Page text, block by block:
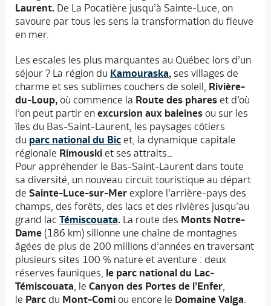
Laurent. De La Pocatière jusqu’à Sainte-Luce, on
savoure par tous les sens la transformation du fleuve
en mer.
Les escales les plus marquantes au Québec lors d’un
séjour ? La région du Kamouraska, ses villages de
charme et ses sublimes couchers de soleil, Rivière-
du-Loup, où commence la Route des phares et d’où
l’on peut partir en excursion aux baleines ou sur les
îles du Bas-Saint-Laurent, les paysages côtiers
du parc national du Bic et, la dynamique capitale
régionale Rimouski et ses attraits…
Pour appréhender le Bas-Saint-Laurent dans toute
sa diversité, un nouveau circuit touristique au départ
de Sainte-Luce-sur-Mer explore l’arrière-pays des
champs, des forêts, des lacs et des rivières jusqu’au
grand lac Témiscouata. La route des Monts Notre-
Dame (186 km) sillonne une chaîne de montagnes
âgées de plus de 200 millions d’années en traversant
plusieurs sites 100 % nature et aventure : deux
réserves fauniques, le parc national du Lac-
Témiscouata , le Canyon des Portes de l’Enfer
le Parc du Mont-Comi ou encore le Domaine Valga